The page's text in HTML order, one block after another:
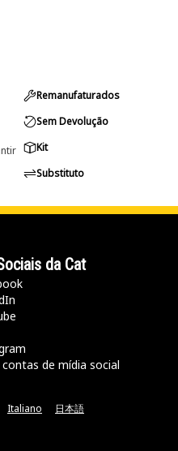
Remanufaturados
Sem Devolução
Kit
Substituto
da Cat
contas de mídia social
Italiano 日本語